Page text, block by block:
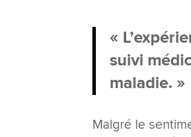
«
suivi
maladie. »
Malgré le